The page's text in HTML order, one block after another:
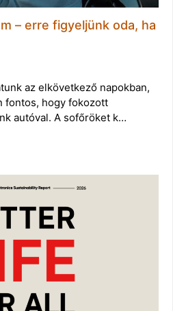
– erre figyeljünk oda, ha
az elkövetkező napokban,
fontos, hogy fokozott
autóval. A sofőröket k…